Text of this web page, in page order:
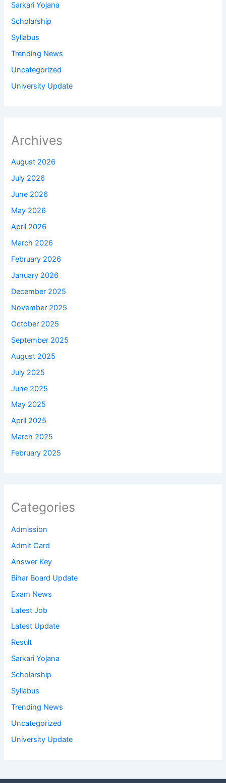
Sarkari Yojana
Scholarship
Syllabus
Trending News
Uncategorized
University Update
Archives
August 2026
July 2026
June 2026
May 2026
April 2026
March 2026
February 2026
January 2026
December 2025
November 2025
October 2025
September 2025
August 2025
July 2025
June 2025
May 2025
April 2025
March 2025
February 2025
Categories
Admission
Admit Card
Answer Key
Bihar Board Update
Exam News
Latest Job
Latest Update
Result
Sarkari Yojana
Scholarship
Syllabus
Trending News
Uncategorized
University Update